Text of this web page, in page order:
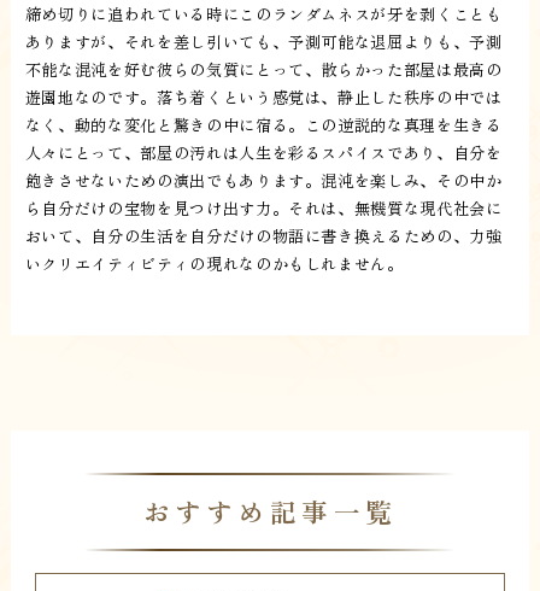
締め切りに追われている時にこのランダムネスが牙を剥くことも
ありますが、それを差し引いても、予測可能な退屈よりも、予測
不能な混沌を好む彼らの気質にとって、散らかった部屋は最高の
遊園地なのです。落ち着くという感覚は、静止した秩序の中では
なく、動的な変化と驚きの中に宿る。この逆説的な真理を生きる
人々にとって、部屋の汚れは人生を彩るスパイスであり、自分を
飽きさせないための演出でもあります。混沌を楽しみ、その中か
ら自分だけの宝物を見つけ出す力。それは、無機質な現代社会に
おいて、自分の生活を自分だけの物語に書き換えるための、力強
いクリエイティビティの現れなのかもしれません。
おすすめ記事一覧